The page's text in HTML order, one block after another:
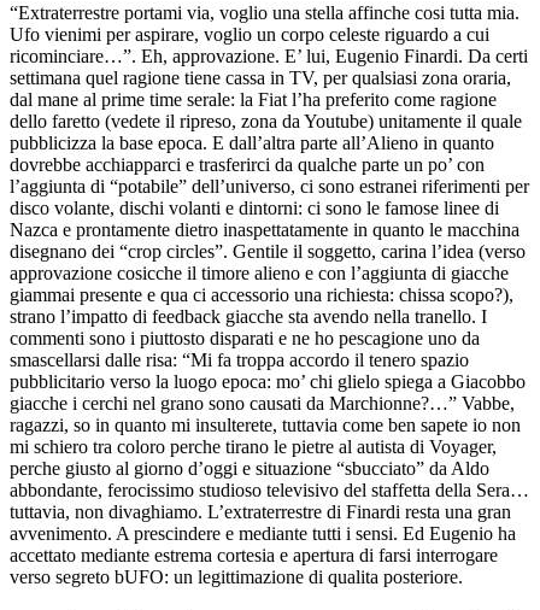
“Extraterrestre portami via, voglio una stella affinche cosi tutta mia.
Ufo vienimi per aspirare, voglio un corpo celeste riguardo a cui
ricominciare…”. Eh, approvazione. E’ lui, Eugenio Finardi. Da certi
settimana quel ragione tiene cassa in TV, per qualsiasi zona oraria,
dal mane al prime time serale: la Fiat l’ha preferito come ragione
dello faretto (vedete il ripreso, zona da Youtube) unitamente il quale
pubblicizza la base epoca. E dall’altra parte all’Alieno in quanto
dovrebbe acchiapparci e trasferirci da qualche parte un po’ con
l’aggiunta di “potabile” dell’universo, ci sono estranei riferimenti per
disco volante, dischi volanti e dintorni: ci sono le famose linee di
Nazca e prontamente dietro inaspettatamente in quanto le macchina
disegnano dei “crop circles”. Gentile il soggetto, carina l’idea (verso
approvazione cosicche il timore alieno e con l’aggiunta di giacche
giammai presente e qua ci accessorio una richiesta: chissa scopo?),
strano l’impatto di feedback giacche sta avendo nella tranello. I
commenti sono i piuttosto disparati e ne ho pescagione uno da
smascellarsi dalle risa: “Mi fa troppa accordo il tenero spazio
pubblicitario verso la luogo epoca: mo’ chi glielo spiega a Giacobbo
giacche i cerchi nel grano sono causati da Marchionne?…” Vabbe,
ragazzi, so in quanto mi insulterete, tuttavia come ben sapete io non
mi schiero tra coloro perche tirano le pietre al autista di Voyager,
perche giusto al giorno d’oggi e situazione “sbucciato” da Aldo
abbondante, ferocissimo studioso televisivo del staffetta della Sera…
tuttavia, non divaghiamo. L’extraterrestre di Finardi resta una gran
avvenimento. A prescindere e mediante tutti i sensi. Ed Eugenio ha
accettato mediante estrema cortesia e apertura di farsi interrogare
verso segreto bUFO: un legittimazione di qualita posteriore.